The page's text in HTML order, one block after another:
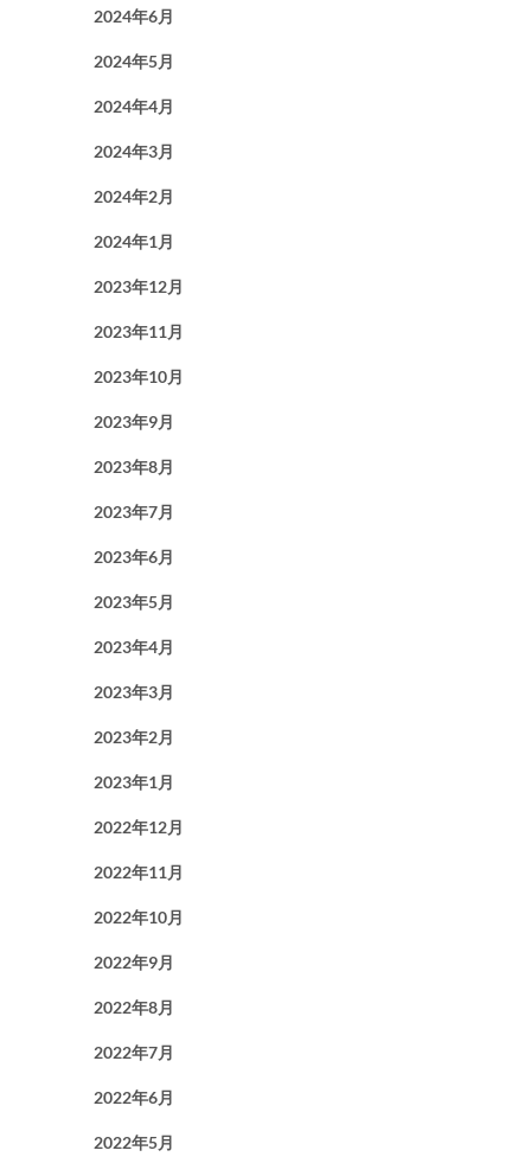
2024年6月
2024年5月
2024年4月
2024年3月
2024年2月
2024年1月
2023年12月
2023年11月
2023年10月
2023年9月
2023年8月
2023年7月
2023年6月
2023年5月
2023年4月
2023年3月
2023年2月
2023年1月
2022年12月
2022年11月
2022年10月
2022年9月
2022年8月
2022年7月
2022年6月
2022年5月